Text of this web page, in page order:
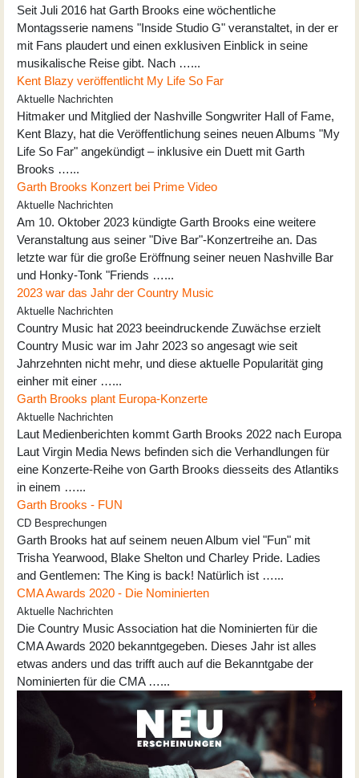
Seit Juli 2016 hat Garth Brooks eine wöchentliche
Montagsserie namens "Inside Studio G" veranstaltet, in der er
mit Fans plaudert und einen exklusiven Einblick in seine
musikalische Reise gibt. Nach …...
Kent Blazy veröffentlicht My Life So Far
Aktuelle Nachrichten
Hitmaker und Mitglied der Nashville Songwriter Hall of Fame,
Kent Blazy, hat die Veröffentlichung seines neuen Albums "My
Life So Far" angekündigt – inklusive ein Duett mit Garth
Brooks …...
Garth Brooks Konzert bei Prime Video
Aktuelle Nachrichten
Am 10. Oktober 2023 kündigte Garth Brooks eine weitere
Veranstaltung aus seiner "Dive Bar"-Konzertreihe an. Das
letzte war für die große Eröffnung seiner neuen Nashville Bar
und Honky-Tonk "Friends …...
2023 war das Jahr der Country Music
Aktuelle Nachrichten
Country Music hat 2023 beeindruckende Zuwächse erzielt
Country Music war im Jahr 2023 so angesagt wie seit
Jahrzehnten nicht mehr, und diese aktuelle Popularität ging
einher mit einer …...
Garth Brooks plant Europa-Konzerte
Aktuelle Nachrichten
Laut Medienberichten kommt Garth Brooks 2022 nach Europa
Laut Virgin Media News befinden sich die Verhandlungen für
eine Konzerte-Reihe von Garth Brooks diesseits des Atlantiks
in einem …...
Garth Brooks - FUN
CD Besprechungen
Garth Brooks hat auf seinem neuen Album viel "Fun" mit
Trisha Yearwood, Blake Shelton und Charley Pride. Ladies
and Gentlemen: The King is back! Natürlich ist …...
CMA Awards 2020 - Die Nominierten
Aktuelle Nachrichten
Die Country Music Association hat die Nominierten für die
CMA Awards 2020 bekanntgegeben. Dieses Jahr ist alles
etwas anders und das trifft auch auf die Bekanntgabe der
Nominierten für die CMA …...